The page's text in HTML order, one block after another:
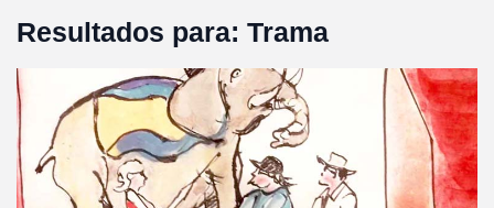
Resultados para: Trama